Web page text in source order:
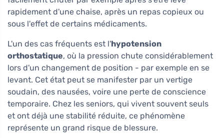
rapidement d'une chaise, après un repas copieux ou
sous l'effet de certains médicaments.
L'un des cas fréquents est l'hypotension
orthostatique, où la pression chute considérablement
lors d'un changement de position - par exemple en se
levant. Cet état peut se manifester par un vertige
soudain, des nausées, voire une perte de conscience
temporaire. Chez les seniors, qui vivent souvent seuls
et ont déjà une stabilité réduite, ce phénomène
représente un grand risque de blessure.